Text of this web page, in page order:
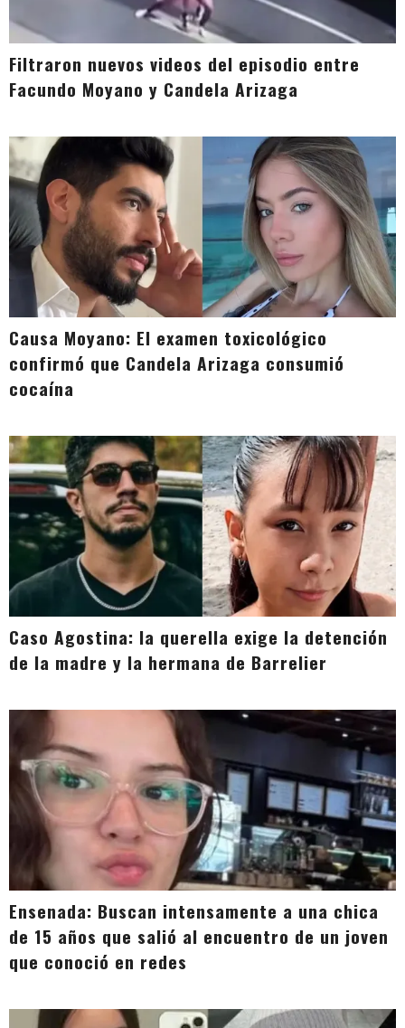
Filtraron nuevos videos del episodio entre
Facundo Moyano y Candela Arizaga
Causa Moyano: El examen toxicológico
confirmó que Candela Arizaga consumió
cocaína
Caso Agostina: la querella exige la detención
de la madre y la hermana de Barrelier
Ensenada: Buscan intensamente a una chica
de 15 años que salió al encuentro de un joven
que conoció en redes